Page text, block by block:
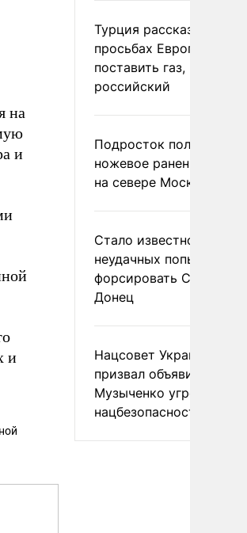
на
и
и
Турция рассказала о
просьбах Европы
поставить газ, но не
российский
Подросток получил
ножевое ранение в
на севере Москвы
Стало известно о
неудачных попытках
форсировать
Донец
Нацсовет Украины по
призвал объявить
Музыченко угрозой
нацбезопасности